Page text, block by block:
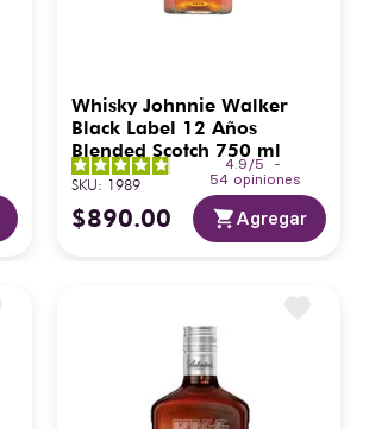
Whisky Johnnie Walker
Black Label 12 Años
Blended Scotch 750 ml
4.9 /5
-
54 opiniones
SKU: 1989
$890.00 Agregar